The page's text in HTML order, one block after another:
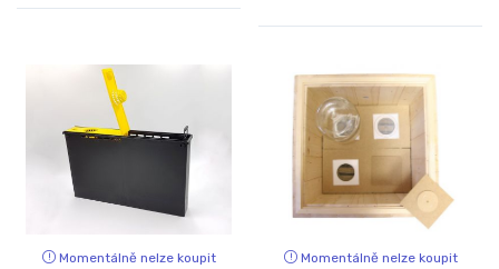
Momentálně nelze koupit Momentálně nelze koupit